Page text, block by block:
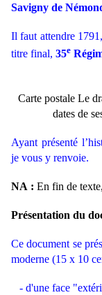
Savigny de
Il faut attendre
titre final, 35e
Carte postale Le
dates de
Ayant présenté
je vous y renvoie.
NA : En fin de
Présentation du
Ce document se
moderne (15 x 10
- d'une face